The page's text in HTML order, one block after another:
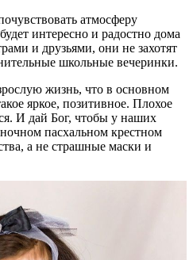
атмосферу
интересно и радостно дома
и друзьями, они не захотят
школьные вечеринки.
жизнь, что в основном
яркое, позитивное. Плохое
И дай Бог, чтобы у наших
пасхальном крестном
а не страшные маски и